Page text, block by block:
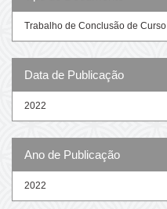
Trabalho de Conclusão de Curso
Data de Publicação
2022
Ano de Publicação
2022